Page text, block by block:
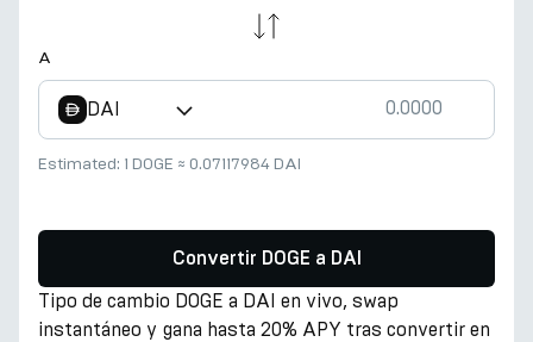
A
DAI
Estimated: 1 DOGE ≈ 0.07117984 DAI
Convertir DOGE a DAI
Tipo de cambio DOGE a DAI en vivo, swap
instantáneo y gana hasta 20% APY tras convertir en